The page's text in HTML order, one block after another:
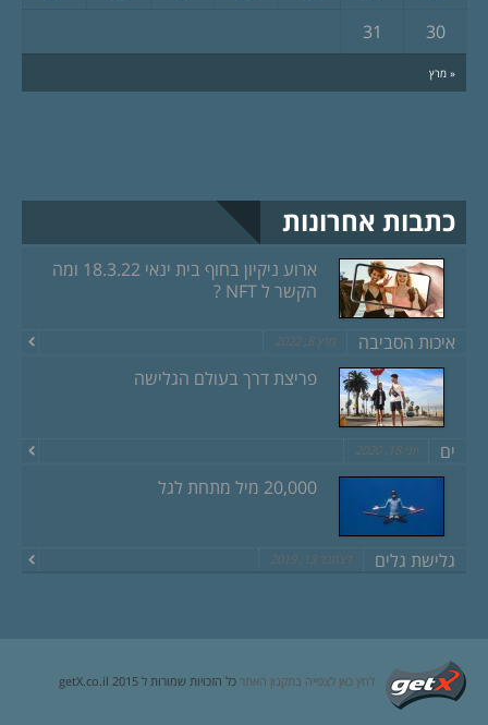
« מרץ
30
31
כתבות אחרונות
ארוע ניקיון בחוף בית ינאי 18.3.22 ומה
הקשר ל NFT ?
איכות הסביבה מרץ 8, 2022
פריצת דרך בעולם הגלישה
ים יוני 18, 2020
20,000 מיל מתחת לגל
גלישת גלים דצמבר 13, 2019
לחץ כאן לצפייה בתקנון האתר כל הזכויות שמורות ל getX.co.il 2015